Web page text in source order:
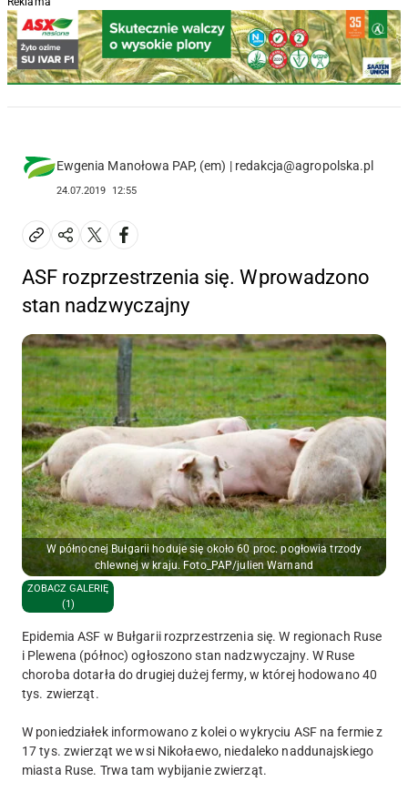
Ewgenia Manołowa PAP, (em) | redakcja@agropolska.pl
24.07.2019 12:55
ASF rozprzestrzenia się. Wprowadzono
stan nadzwyczajny
W północnej Bułgarii hoduje się około 60 proc. pogłowia trzody
chlewnej w kraju. Foto_PAP/julien Warnand
ZOBACZ GALERIĘ
(1)
Epidemia ASF w Bułgarii rozprzestrzenia się. W regionach Ruse
i Plewena (północ) ogłoszono stan nadzwyczajny. W Ruse
choroba dotarła do drugiej dużej fermy, w której hodowano 40
tys. zwierząt.
W poniedziałek informowano z kolei o wykryciu ASF na fermie z
17 tys. zwierząt we wsi Nikołaewo, niedaleko naddunajskiego
miasta Ruse. Trwa tam wybijanie zwierząt.